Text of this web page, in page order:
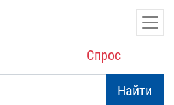
Спрос
Найти